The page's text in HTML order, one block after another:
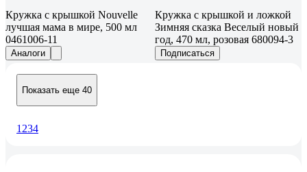
Кружка с крышкой Nouvelle
лучшая мама в мире, 500 мл
0461006-11
Аналоги
Кружка с крышкой и ложкой
Зимняя сказка Веселый новый
год, 470 мл, розовая 680094-3
Подписаться
Показать еще 40
1 234